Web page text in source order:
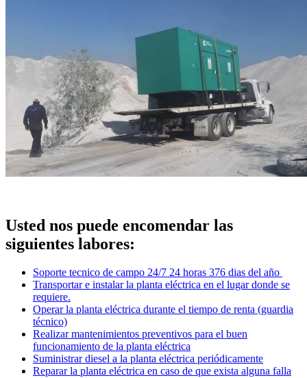
Usted nos puede encomendar las
siguientes labores:
Soporte tecnico de campo 24/7 24 horas 376 dias del año
Transportar e instalar la planta eléctrica en el lugar donde se
requiere.
Operar la planta eléctrica durante el tiempo de renta (guardia
técnico)
Realizar mantenimientos preventivos para el buen
funcionamiento de la planta eléctrica
Suministrar diesel a la planta eléctrica periódicamente
Reparar la planta eléctrica en caso de que exista alguna falla